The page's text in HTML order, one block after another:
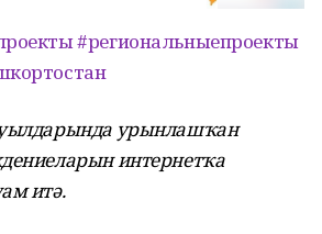
#региональныепроекты
урынлашҡан
интернетҡа
итә.